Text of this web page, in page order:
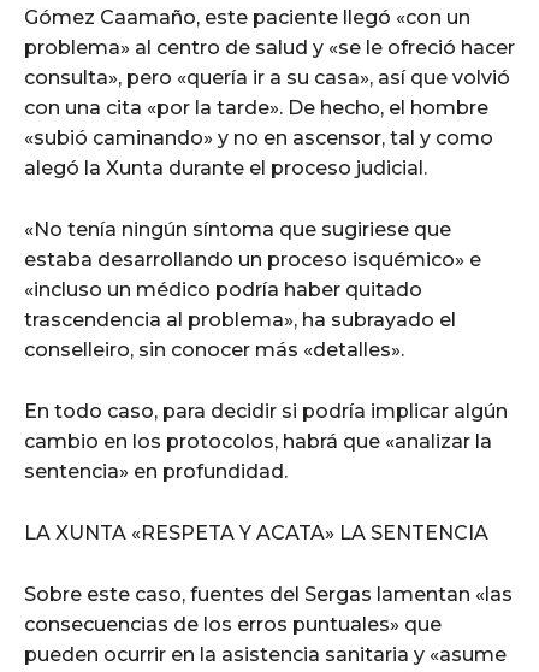
Gómez Caamaño, este paciente llegó «con un
problema» al centro de salud y «se le ofreció hacer
consulta», pero «quería ir a su casa», así que volvió
con una cita «por la tarde». De hecho, el hombre
«subió caminando» y no en ascensor, tal y como
alegó la Xunta durante el proceso judicial.
«No tenía ningún síntoma que sugiriese que
estaba desarrollando un proceso isquémico» e
«incluso un médico podría haber quitado
trascendencia al problema», ha subrayado el
conselleiro, sin conocer más «detalles».
En todo caso, para decidir si podría implicar algún
cambio en los protocolos, habrá que «analizar la
sentencia» en profundidad.
LA XUNTA «RESPETA Y ACATA» LA SENTENCIA
Sobre este caso, fuentes del Sergas lamentan «las
consecuencias de los erros puntuales» que
pueden ocurrir en la asistencia sanitaria y «asume